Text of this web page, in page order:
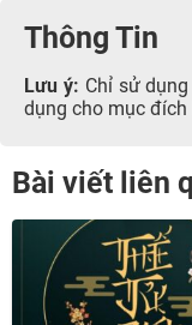
Thông Tin
Lưu ý: Chỉ sử
dụng cho mục đích
Bài viết liên